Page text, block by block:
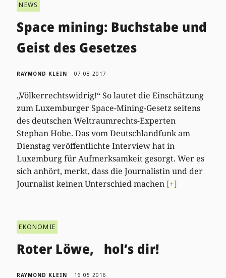
NEWS
Space mining: Buchstabe und
Geist des Gesetzes
RAYMOND KLEIN 07.08.2017
„Völkerrechtswidrig!“ So lautet die Einschätzung
zum Luxemburger Space-Mining-Gesetz seitens
des deutschen Weltraumrechts-Experten
Stephan Hobe. Das vom Deutschlandfunk am
Dienstag veröffentlichte Interview hat in
Luxemburg für Aufmerksamkeit gesorgt. Wer es
sich anhört, merkt, dass die Journalistin und der
Journalist keinen Unterschied machen [+]
EKONOMIE
Roter Löwe, hol’s dir!
RAYMOND KLEIN 16.05.2016